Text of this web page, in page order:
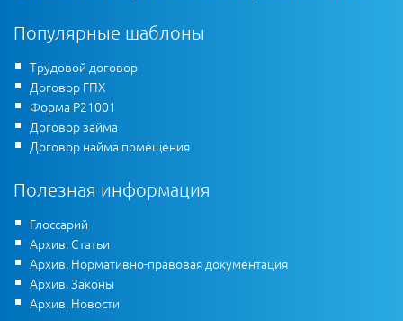
Популярные шаблоны
Трудовой договор
Договор ГПХ
Форма Р21001
Договор займа
Договор найма помещения
Полезная информация
Глоссарий
Архив. Статьи
Архив. Нормативно-правовая документация
Архив. Законы
Архив. Новости